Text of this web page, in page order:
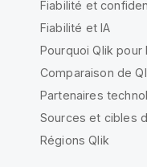
Fiabilité et
Fiabilité et IA
Pourquoi Qlik pour
Comparaison de
Partenaires
Sources et cibles
Régions Qlik